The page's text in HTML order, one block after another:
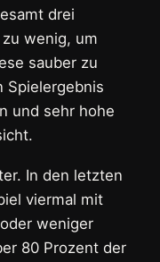
drei
wenig, um
sauber zu
Spielergebnis
und sehr hohe
In den letzten
viermal mit
weniger
80 Prozent der